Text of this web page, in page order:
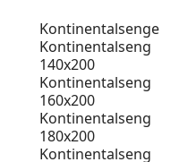
Kontinentalsenge
Kontinentalseng
140x200
Kontinentalseng
160x200
Kontinentalseng
180x200
Kontinentalseng